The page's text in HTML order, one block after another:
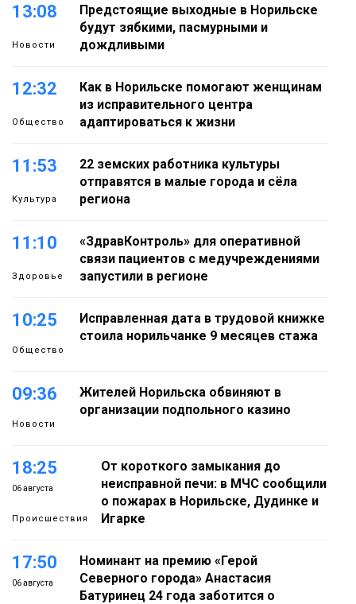
13:08
Новости
Предстоящие выходные в Норильске
будут зябкими, пасмурными и
дождливыми
12:32
Общество
Как в Норильске помогают женщинам
из исправительного центра
адаптироваться к жизни
11:53
Культура
22 земских работника культуры
отправятся в малые города и сёла
региона
11:10
Здоровье
«ЗдравКонтроль» для оперативной
связи пациентов с медучреждениями
запустили в регионе
10:25
Общество
Исправленная дата в трудовой книжке
стоила норильчанке 9 месяцев стажа
09:36
Новости
Жителей Норильска обвиняют в
организации подпольного казино
18:25
06 августа
Происшествия
От короткого замыкания до
неисправной печи: в МЧС сообщили
о пожарах в Норильске, Дудинке и
Игарке
17:50
06 августа
Номинант на премию «Герой
Северного города» Анастасия
Батуринец 24 года заботится о